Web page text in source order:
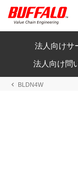
法人向けサ
法人向け問
BLDN4W